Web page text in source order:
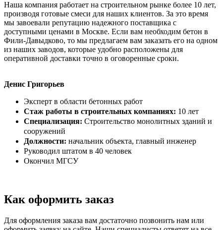
Наша компания работает на строительном рынке более 10 лет,
производя готовые смеси для наших клиентов. За это время
мы завоевали репутацию надежного поставщика с
доступными ценами в Москве. Если вам необходим бетон в
Фили-Давыдково, то мы предлагаем вам заказать его на одном
из наших заводов, которые удобно расположены для
оперативной доставки точно в оговоренные сроки.
Денис Григорьев
Эксперт в области бетонных работ
Стаж работы в строительных компаниях: 10 лет
Специализация: Строительство монолитных зданий и
сооружений
Должности: начальник объекта, главный инженер
Руководил штатом в 40 человек
Окончил МГСУ
Как оформить заказ
Для оформления заказа вам достаточно позвонить нам или